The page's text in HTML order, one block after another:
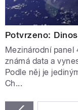
Potvrzeno:
Mezinárodní
známá data a
Podle něj je
Ch...